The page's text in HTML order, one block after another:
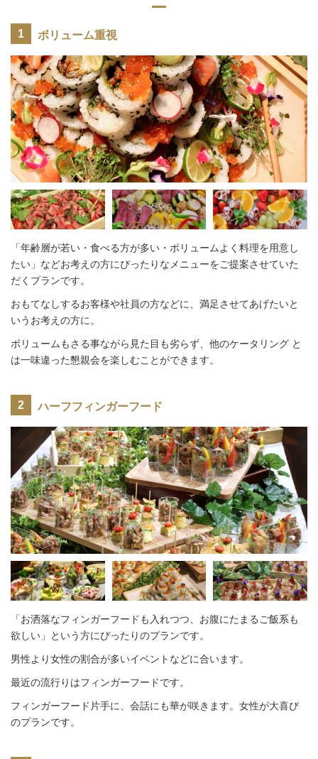
ボリューム重視
「年齢層が若い・食べる方が多い・ボリュームよく料理を用意し
たい」などお考えの方にぴったりなメニューをご提案させていた
だくプランです。
おもてなしするお客様や社員の方などに、満足させてあげたいと
いうお考えの方に。
ボリュームもさる事ながら見た目も劣らず、他のケータリング と
は一味違った懇親会を楽しむことができます。
ハーフフィンガーフード
「お洒落なフィンガーフードも入れつつ、お腹にたまるご飯系も
欲しい」という方にぴったりのプランです。
男性より女性の割合が多いイベントなどに合います。
最近の流行りはフィンガーフードです。
フィンガーフード片手に、会話にも華が咲きます。女性が大喜び
のプランです。